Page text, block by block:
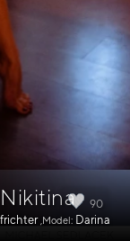
90
,Model: Darina